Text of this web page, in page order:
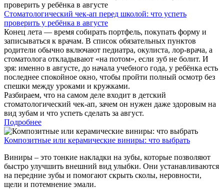
Стоматологический чек-ап перед школой: что успеть
проверить у ребёнка в августе
Конец лета — время собирать портфель, покупать форму и
записываться к врачам. В список обязательных пунктов
родители обычно включают педиатра, окулиста, лор-врача, а
стоматолога откладывают «на потом», если зуб не болит. И
зря: именно в августе, до начала учебного года, у ребёнка есть
последнее спокойное окно, чтобы пройти полный осмотр без
спешки между уроками и кружками.
Разбираем, что на самом деле входит в детский
стоматологический чек-ап, зачем он нужен даже здоровым на
вид зубам и что успеть сделать за август.
Подробнее
Композитные или керамические виниры: что выбрать
Виниры – это тонкие накладки на зубы, которые позволяют
быстро улучшить внешний вид улыбки. Они устанавливаются
на передние зубы и помогают скрыть сколы, неровности,
щели и потемнение эмали.